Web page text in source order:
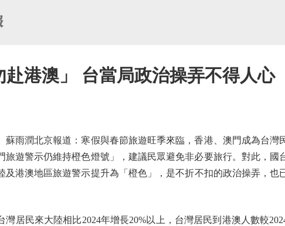
港澳」 台當局政治操弄不得人心
潤北京報道：寒假與春節旅遊旺季來臨，香港、澳門成為台灣
旅遊警示仍維持橙色燈號」，建議民眾避免非必要旅行。對此，國
及港澳地區旅遊警示提升為「橙色」，是不折不扣的政治操弄，也
民來大陸相比2024年增長20%以上，台灣居民到港澳人數較